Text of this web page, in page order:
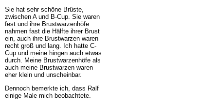
Sie hat sehr schöne Brüste,
zwischen A und B-Cup. Sie waren
fest und ihre Brustwarzenhöfe
nahmen fast die Hälfte ihrer Brust
ein, auch ihre Brustwarzen waren
recht groß und lang. Ich hatte C-
Cup und meine hingen auch etwas
durch. Meine Brustwarzenhöfe als
auch meine Brustwarzen waren
eher klein und unscheinbar.
Dennoch bemerkte ich, dass Ralf
einige Male mich beobachtete.